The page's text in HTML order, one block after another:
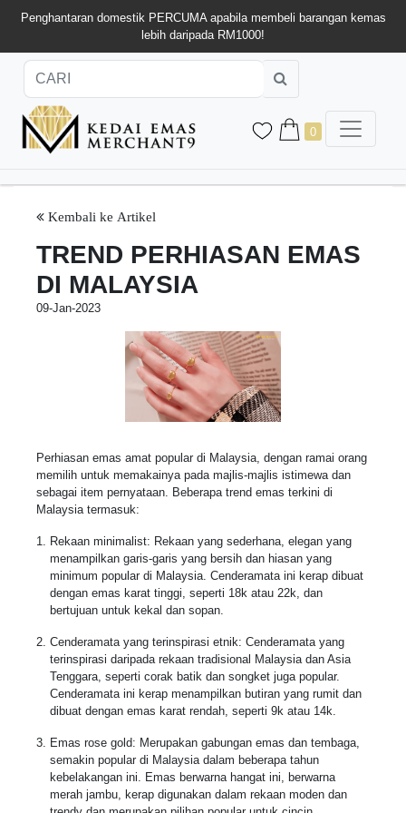
Penghantaran domestik PERCUMA apabila membeli barangan kemas
lebih daripada RM1000!
0
Kembali ke Artikel
TREND PERHIASAN EMAS
DI MALAYSIA
09-Jan-2023
Perhiasan emas amat popular di Malaysia, dengan ramai orang
memilih untuk memakainya pada majlis-majlis istimewa dan
sebagai item pernyataan. Beberapa trend emas terkini di
Malaysia termasuk:
Rekaan minimalist: Rekaan yang sederhana, elegan yang
menampilkan garis-garis yang bersih dan hiasan yang
minimum popular di Malaysia. Cenderamata ini kerap dibuat
dengan emas karat tinggi, seperti 18k atau 22k, dan
bertujuan untuk kekal dan sopan.
Cenderamata yang terinspirasi etnik: Cenderamata yang
terinspirasi daripada rekaan tradisional Malaysia dan Asia
Tenggara, seperti corak batik dan songket juga popular.
Cenderamata ini kerap menampilkan butiran yang rumit dan
dibuat dengan emas karat rendah, seperti 9k atau 14k.
Emas rose gold: Merupakan gabungan emas dan tembaga,
semakin popular di Malaysia dalam beberapa tahun
kebelakangan ini. Emas berwarna hangat ini, berwarna
merah jambu, kerap digunakan dalam rekaan moden dan